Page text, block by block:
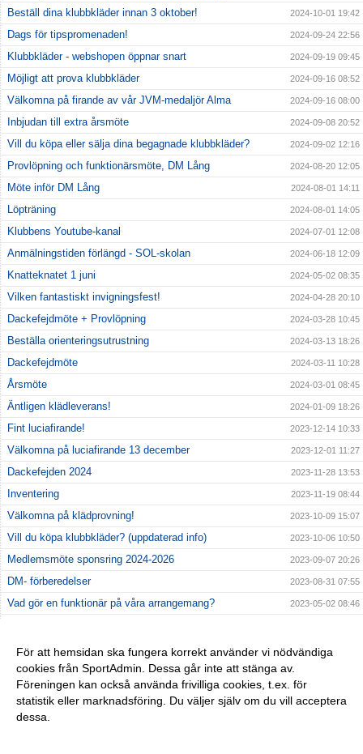
Beställ dina klubbkläder innan 3 oktober! 2024-10-01 19:42
Dags för tipspromenaden! 2024-09-24 22:56
Klubbkläder - webshopen öppnar snart 2024-09-19 09:45
Möjligt att prova klubbkläder 2024-09-16 08:52
Välkomna på firande av vår JVM-medaljör Alma 2024-09-16 08:00
Inbjudan till extra årsmöte 2024-09-08 20:52
Vill du köpa eller sälja dina begagnade klubbkläder? 2024-09-02 12:16
Provlöpning och funktionärsmöte, DM Lång 2024-08-20 12:05
Möte inför DM Lång 2024-08-01 14:11
Löpträning 2024-08-01 14:05
Klubbens Youtube-kanal 2024-07-01 12:08
Anmälningstiden förlängd - SOL-skolan 2024-06-18 12:09
Knatteknatet 1 juni 2024-05-02 08:35
Vilken fantastiskt invigningsfest! 2024-04-28 20:10
Dackefejdmöte + Provlöpning 2024-03-28 10:45
Beställa orienteringsutrustning 2024-03-13 18:26
Dackefejdmöte 2024-03-11 10:28
Årsmöte 2024-03-01 08:45
Äntligen klädleverans! 2024-01-09 18:26
Fint luciafirande! 2023-12-14 10:33
Välkomna på luciafirande 13 december 2023-12-01 11:27
Dackefejden 2024 2023-11-28 13:53
Inventering 2023-11-19 08:44
Välkomna på klädprovning! 2023-10-09 15:07
Vill du köpa klubbkläder? (uppdaterad info) 2023-10-06 10:50
Medlemsmöte sponsring 2024-2026 2023-09-07 20:26
DM- förberedelser 2023-08-31 07:55
Vad gör en funktionär på våra arrangemang? 2023-05-02 08:46
Arbetskväll i Bastasjö 2023-03-28 17:16
Årsmöte 2023-03-01 10:37
Provlöpning och infomöte 11-12 mars! 2023-02-08 10:02
För att hemsidan ska fungera korrekt använder vi nödvändiga
cookies från SportAdmin. Dessa går inte att stänga av.
Föreningen kan också använda frivilliga cookies, t.ex. för
statistik eller marknadsföring. Du väljer själv om du vill acceptera
dessa.